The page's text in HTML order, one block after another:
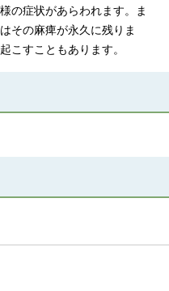
の症状があらわれます。ま
その麻痺が永久に残りま
こすこともあります。